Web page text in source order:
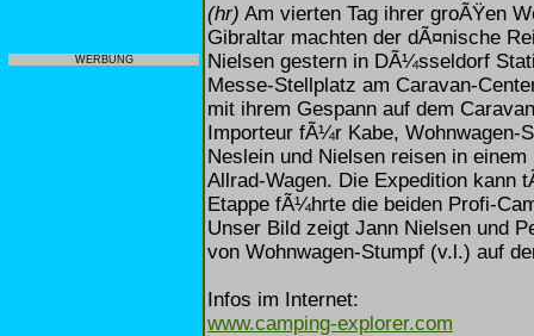
WERBUNG
(hr) Am vierten Tag ihrer groÃŸen
Gibraltar machten der dÃ¤nische
Nielsen gestern in DÃ¼sseldorf
Messe-Stellplatz am Caravan-
mit ihrem Gespann auf dem
Importeur fÃ¼r Kabe, Wohnwagen-
Neslein und Nielsen reisen in
Allrad-Wagen. Die Expedition kann
Etappe fÃ¼hrte die beiden Profi-
Unser Bild zeigt Jann Nielsen und
von Wohnwagen-Stumpf (v.l.) auf
Infos im Internet:
www.camping-explorer.com